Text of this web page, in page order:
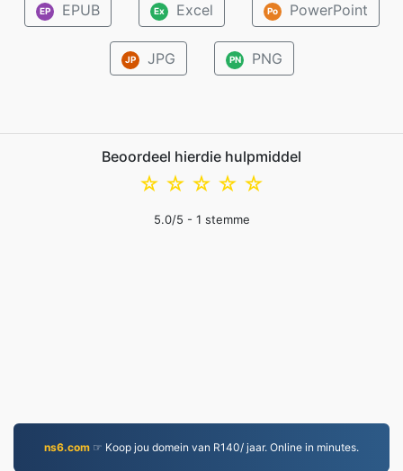
EP EPUB Ex Excel Po PowerPoint
JP JPG PN PNG
Beoordeel hierdie hulpmiddel
☆
☆
☆
☆
☆
5.0/5 - 1 stemme
ns6.com ☞ Koop jou domein van R140/ jaar. Online in minutes.